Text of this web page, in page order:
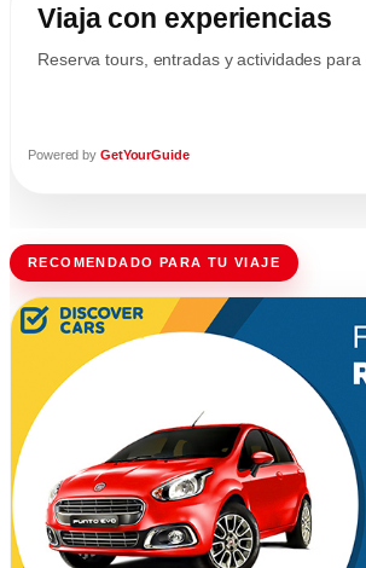
Viaja con experiencias
Reserva tours, entradas y actividades para
Powered by GetYourGuide
RECOMENDADO PARA TU VIAJE